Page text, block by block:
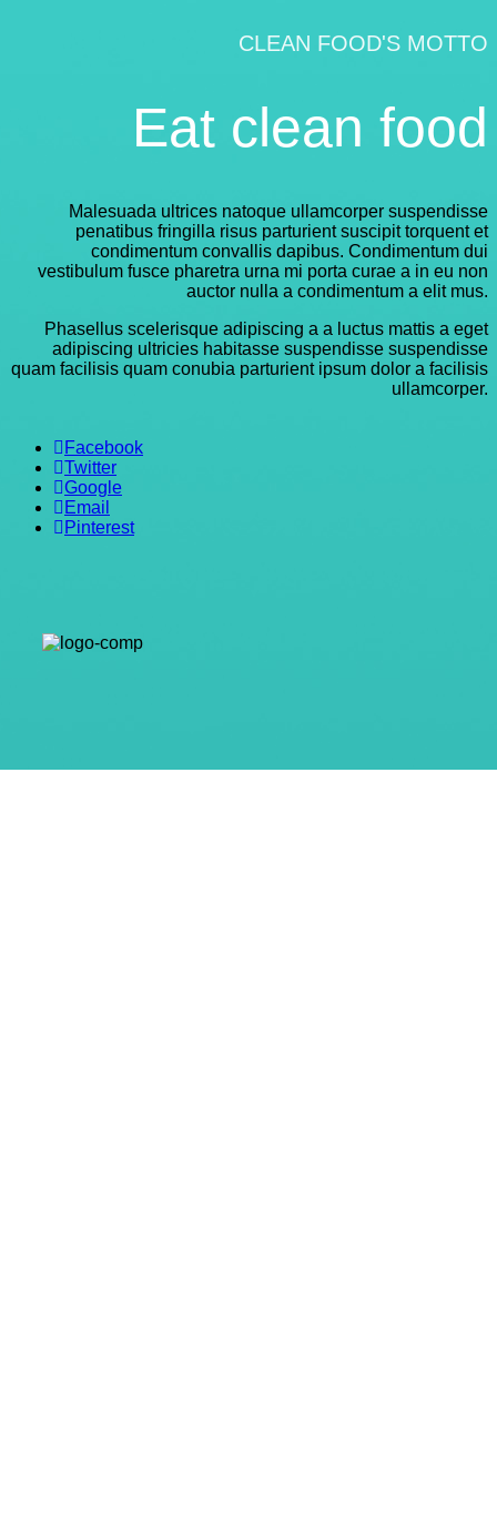
CLEAN FOOD'S MOTTO
Eat clean food
Malesuada ultrices natoque ullamcorper suspendisse
penatibus fringilla risus parturient suscipit torquent et
condimentum convallis dapibus. Condimentum dui
vestibulum fusce pharetra urna mi porta curae a in eu non
auctor nulla a condimentum a elit mus.
Phasellus scelerisque adipiscing a a luctus mattis a eget
adipiscing ultricies habitasse suspendisse suspendisse
quam facilisis quam conubia parturient ipsum dolor a facilisis
ullamcorper.
Facebook
Twitter
Google
Email
Pinterest